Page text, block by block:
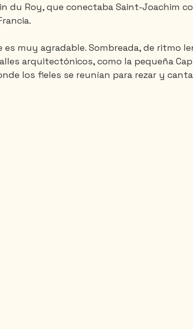
du Roy, que conectaba Saint-Joachim
es muy agradable. Sombreada, de ritmo
arquitectónicos, como la pequeña
los fieles se reunían para rezar y